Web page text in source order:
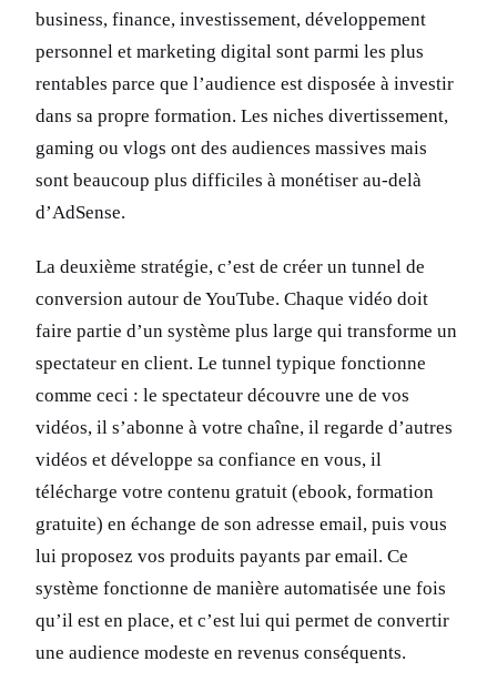
business, finance, investissement, développement
personnel et marketing digital sont parmi les plus
rentables parce que l’audience est disposée à investir
dans sa propre formation. Les niches divertissement,
gaming ou vlogs ont des audiences massives mais
sont beaucoup plus difficiles à monétiser au-delà
d’AdSense.
La deuxième stratégie, c’est de créer un tunnel de
conversion autour de YouTube. Chaque vidéo doit
faire partie d’un système plus large qui transforme un
spectateur en client. Le tunnel typique fonctionne
comme ceci : le spectateur découvre une de vos
vidéos, il s’abonne à votre chaîne, il regarde d’autres
vidéos et développe sa confiance en vous, il
télécharge votre contenu gratuit (ebook, formation
gratuite) en échange de son adresse email, puis vous
lui proposez vos produits payants par email. Ce
système fonctionne de manière automatisée une fois
qu’il est en place, et c’est lui qui permet de convertir
une audience modeste en revenus conséquents.